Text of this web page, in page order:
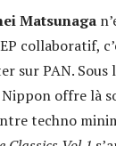
Matsunaga
collaboratif,
sur PAN. Sous
offre là
techno